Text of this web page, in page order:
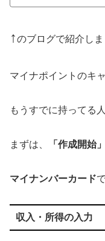
↑のブログで紹介しま
マイナポイントのキ
もうすでに持ってる
まずは、 「作成開始」
マイナンバーカード
収入・所得の入力